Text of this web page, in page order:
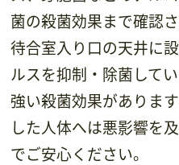
菌の殺菌効果まで確認
待合室入り口の天井に
ルスを抑制・除菌してい
強い殺菌効果がありま
した人体へは悪影響を
でご安心ください。